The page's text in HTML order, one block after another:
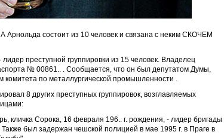
Арнольда состоит из 10 человек и связана с неким СКОЧЕМ
преступной группировки из 15 человек. Владелец
№ 00861.. . Сообщается, что он был депутатом Думы,
комитета по металлургической промышленности .
8 других преступных группировок, возглавляемых
кличка Сорока, 16 февраля 196.. г. рождения, - лидер бригады
Также был задержан чешской полицией в мае 1995 г. в Праге в